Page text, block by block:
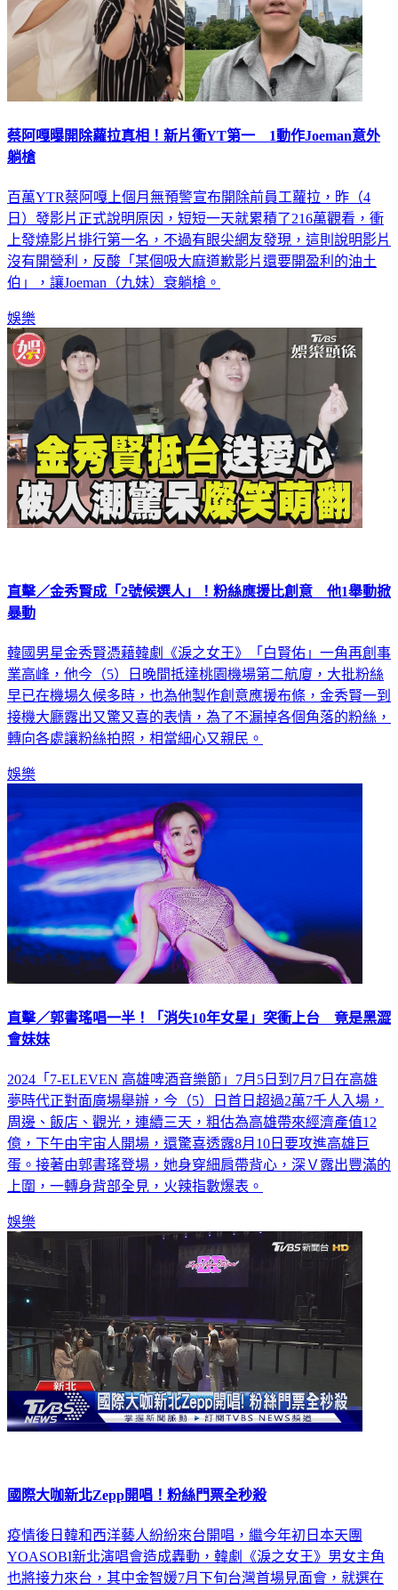
蔡阿嘎曝開除蘿拉真相！新片衝YT第一 1動作Joeman意外
躺槍
百萬YTR蔡阿嘎上個月無預警宣布開除前員工蘿拉，昨（4
日）發影片正式說明原因，短短一天就累積了216萬觀看，衝
上發燒影片排行第一名，不過有眼尖網友發現，這則說明影片
沒有開營利，反酸「某個吸大麻道歉影片還要開盈利的油土
伯」，讓Joeman（九妹）衰躺槍。
娛樂
直擊／金秀賢成「2號候選人」！粉絲應援比創意 他1舉動掀
暴動
韓國男星金秀賢憑藉韓劇《淚之女王》「白賢佑」一角再創事
業高峰，他今（5）日晚間抵達桃園機場第二航廈，大批粉絲
早已在機場久候多時，也為他製作創意應援布條，金秀賢一到
接機大廳露出又驚又喜的表情，為了不漏掉各個角落的粉絲，
轉向各處讓粉絲拍照，相當細心又親民。
娛樂
直擊／郭書瑤唱一半！「消失10年女星」突衝上台 竟是黑澀
會妹妹
2024「7-ELEVEN 高雄啤酒音樂節」7月5日到7月7日在高雄
夢時代正對面廣場舉辦，今（5）日首日超過2萬7千人入場，
周邊、飯店、觀光，連續三天，粗估為高雄帶來經濟產值12
億，下午由宇宙人開場，還驚喜透露8月10日要攻進高雄巨
蛋。接著由郭書瑤登場，她身穿細肩帶背心，深Ｖ露出豐滿的
上圍，一轉身背部全見，火辣指數爆表。
娛樂
國際大咖新北Zepp開唱！粉絲門票全秒殺
疫情後日韓和西洋藝人紛紛來台開唱，繼今年初日本天團
YOASOBI新北演唱會造成轟動，韓劇《淚之女王》男女主角
也將接力來台，其中金智媛7月下旬台灣首場見面會，就選在